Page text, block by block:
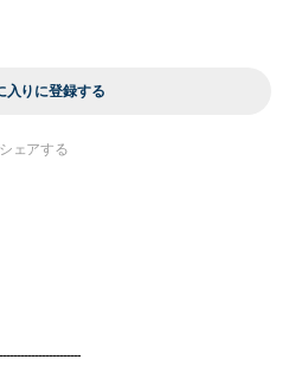
入りに登録する
シェアする